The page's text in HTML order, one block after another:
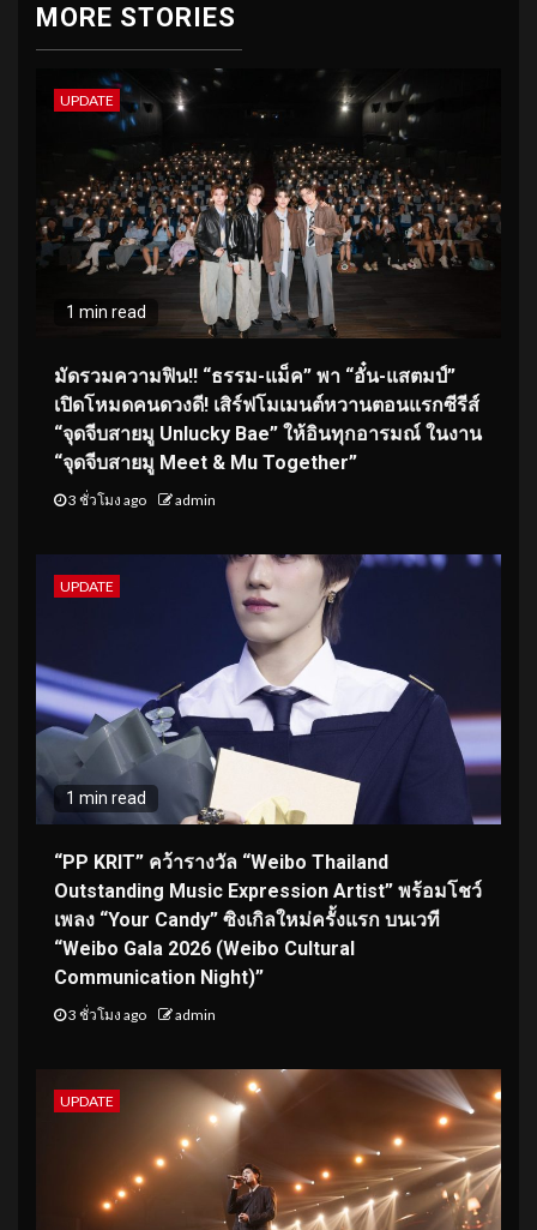
MORE STORIES
UPDATE
1 min read
มัดรวมความฟิน!! “ธรรม-แม็ค” พา “อั๋น-แสตมป์”
เปิดโหมดคนดวงดี! เสิร์ฟโมเมนต์หวานตอนแรกซีรีส์
“จุดจีบสายมู Unlucky Bae” ให้อินทุกอารมณ์ ในงาน
“จุดจีบสายมู Meet & Mu Together”
3 ชั่วโมง ago admin
UPDATE
1 min read
“PP KRIT” คว้ารางวัล “Weibo Thailand
Outstanding Music Expression Artist” พร้อมโชว์
เพลง “Your Candy” ซิงเกิลใหม่ครั้งแรก บนเวที
“Weibo Gala 2026 (Weibo Cultural
Communication Night)”
3 ชั่วโมง ago admin
UPDATE